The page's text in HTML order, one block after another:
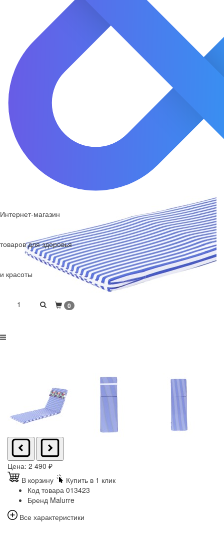
Интернет-магазин
товаров для здоровья
и красоты
1 0
Цена: 2 490 ₽
В корзину
Купить в 1 клик
Код товара 013423
Бренд Malurre
Все характеристики